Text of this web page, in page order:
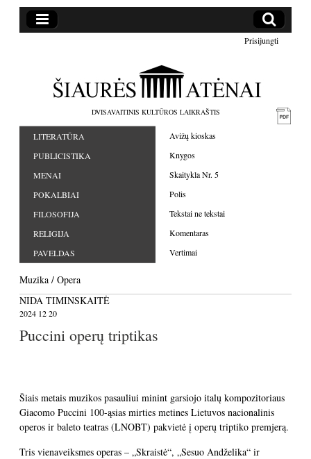
Prisijungti
DVISAVAITINIS KULTŪROS LAIKRAŠTIS
LITERATŪRA
PUBLICISTIKA
MENAI
POKALBIAI
FILOSOFIJA
RELIGIJA
PAVELDAS
Avižų kioskas
Knygos
Skaitykla Nr. 5
Polis
Tekstai ne tekstai
Komentaras
Vertimai
Muzika / Opera
NIDA TIMINSKAITĖ
2024 12 20
Puccini operų triptikas
Šiais metais muzikos pasauliui minint garsiojo italų kompozitoriaus
Giacomo Puccini 100-ąsias mirties metines Lietuvos nacionalinis
operos ir baleto teatras (LNOBT) pakvietė į operų triptiko premjerą.
Tris vienaveiksmes operas – „Skraistė“, „Sesuo Andželika“ ir